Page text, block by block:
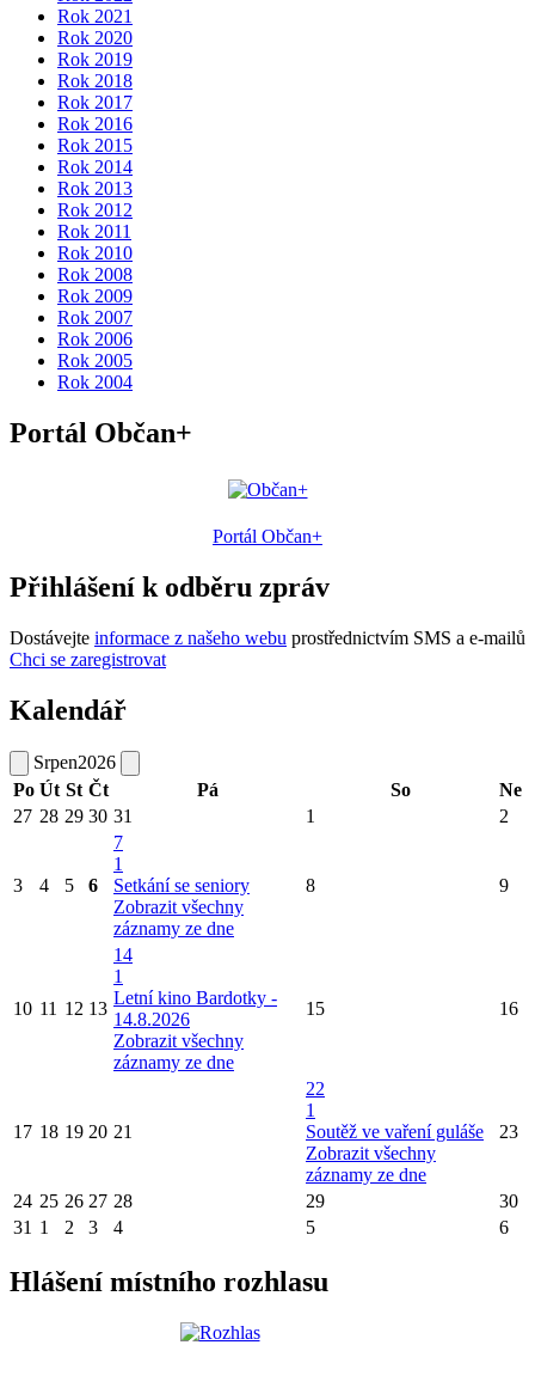
Rok 2021
Rok 2020
Rok 2019
Rok 2018
Rok 2017
Rok 2016
Rok 2015
Rok 2014
Rok 2013
Rok 2012
Rok 2011
Rok 2010
Rok 2008
Rok 2009
Rok 2007
Rok 2006
Rok 2005
Rok 2004
Portál Občan+
Portál Občan+
Přihlášení k odběru zpráv
Dostávejte informace z našeho webu prostřednictvím SMS a e-mailů
Chci se zaregistrovat
Kalendář
Srpen2026
Po Út St Čt Pá So
Ne
27 28 29 30 31 1 2
3 4 5 6
7
1
Setkání se seniory
Zobrazit všechny
záznamy ze dne
8 9
10 11 12 13
14
1
Letní kino Bardotky -
14.8.2026
Zobrazit všechny
záznamy ze dne
15 16
17 18 19 20 21
22
1
Soutěž ve vaření guláše
Zobrazit všechny
záznamy ze dne
23
24 25 26 27 28 29
30
31 1 2 3 4 5 6
Hlášení místního rozhlasu